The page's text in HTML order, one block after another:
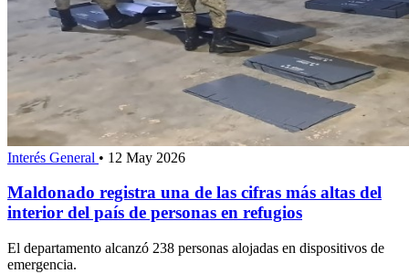
Interés General • 12 May 2026
Maldonado registra una de las cifras más altas del
interior del país de personas en refugios
El departamento alcanzó 238 personas alojadas en dispositivos de
emergencia.